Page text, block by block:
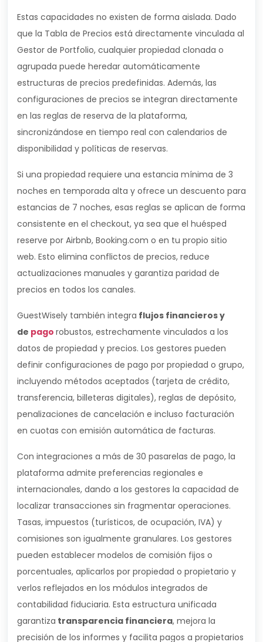
Estas capacidades no existen de forma aislada. Dado
que la Tabla de Precios está directamente vinculada al
Gestor de Portfolio, cualquier propiedad clonada o
agrupada puede heredar automáticamente
estructuras de precios predefinidas. Además, las
configuraciones de precios se integran directamente
en las reglas de reserva de la plataforma,
sincronizándose en tiempo real con calendarios de
disponibilidad y políticas de reservas.
Si una propiedad requiere una estancia mínima de 3
noches en temporada alta y ofrece un descuento para
estancias de 7 noches, esas reglas se aplican de forma
consistente en el checkout, ya sea que el huésped
reserve por Airbnb, Booking.com o en tu propio sitio
web. Esto elimina conflictos de precios, reduce
actualizaciones manuales y garantiza paridad de
precios en todos los canales.
GuestWisely también integra flujos financieros y
de pago robustos, estrechamente vinculados a los
datos de propiedad y precios. Los gestores pueden
definir configuraciones de pago por propiedad o grupo,
incluyendo métodos aceptados (tarjeta de crédito,
transferencia, billeteras digitales), reglas de depósito,
penalizaciones de cancelación e incluso facturación
en cuotas con emisión automática de facturas.
Con integraciones a más de 30 pasarelas de pago, la
plataforma admite preferencias regionales e
internacionales, dando a los gestores la capacidad de
localizar transacciones sin fragmentar operaciones.
Tasas, impuestos (turísticos, de ocupación, IVA) y
comisiones son igualmente granulares. Los gestores
pueden establecer modelos de comisión fijos o
porcentuales, aplicarlos por propiedad o propietario y
verlos reflejados en los módulos integrados de
contabilidad fiduciaria. Esta estructura unificada
garantiza transparencia financiera, mejora la
precisión de los informes y facilita pagos a propietarios